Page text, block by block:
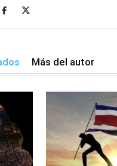
Más del autor